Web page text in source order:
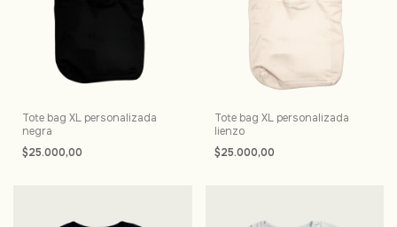
Tote bag XL personalizada
negra
$25.000,00
Tote bag XL personalizada
lienzo
$25.000,00